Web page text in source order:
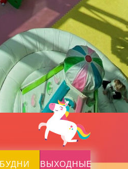
БУДНИ ВЫХОДНЫЕ